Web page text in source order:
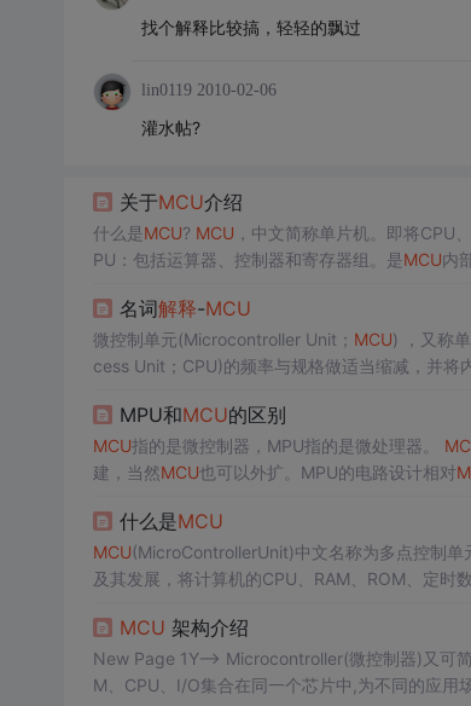
找个解释比较搞，轻轻的飘过
lin0119 2010-02-06
灌水帖?
关于MCU介绍
什么是MCU? MCU ，中文简称单片机。即将CPU
PU：包括运算器、控制器和寄存器组。是MCU内部
器，MCU的工作是按事先编制好的程序一条条循
名词解释-MCU
微控制单元(Microcontroller Unit； MCU) ，又称
cess Unit；CPU)的频率与规格做适当缩减，并将
我国使用最多的单片机），根据其
MPU和MCU的区别
MCU指的是微控制器，MPU指的是微处理器。
建，当然MCU也可以外扩。MPU的电路设计相对
小，使用外部扩展RAM的话速度相对内部也较慢
什么是MCU
MCU(MicroControllerUnit)中文名称为多点控制
及其发展，将计算机的CPU、RAM、ROM、定时
MCU 架构介绍
New Page 1Y--> Microcontroller(微控制器)又可
M、CPU、I/O集合在同一个芯片中,为不同的应用